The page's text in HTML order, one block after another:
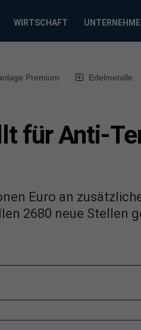
WIRTSCHAFT
Premium Edelmetalle
für Anti-
Euro an
2680 neue Stellen